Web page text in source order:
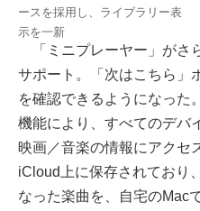
ースを採用し、ライブラリー表
示を一新
「ミニプレーヤー」がさ
サポート。「次はこちら」
を確認できるようになった
機能により、すべてのデバ
映画／音楽の情報にアクセ
iCloud上に保存されており
なった楽曲を、自宅のMac